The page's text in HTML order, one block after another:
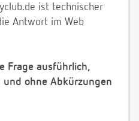
ist technischer
Antwort im Web
Frage ausführlich,
und ohne Abkürzungen